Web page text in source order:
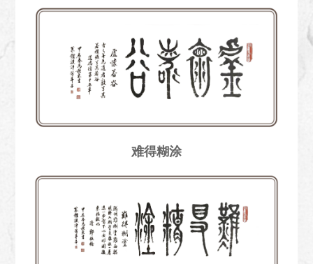
难得糊涂